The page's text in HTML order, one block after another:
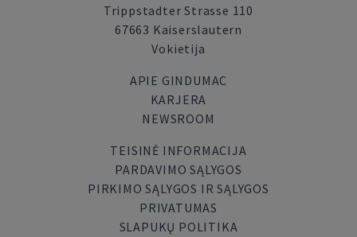
Trippstadter Strasse 110
67663 Kaiserslautern
Vokietija
APIE GINDUMAC
KARJERA
NEWSROOM
TEISINĖ INFORMACIJA
PARDAVIMO SĄLYGOS
PIRKIMO SĄLYGOS IR SĄLYGOS
PRIVATUMAS
SLAPUKŲ POLITIKA